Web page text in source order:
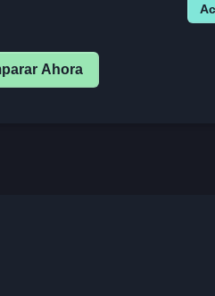
Ahora